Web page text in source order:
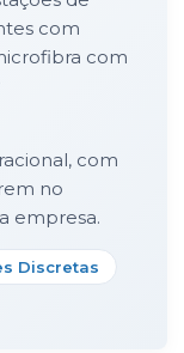
com
com
com
no
empresa.
Discretas